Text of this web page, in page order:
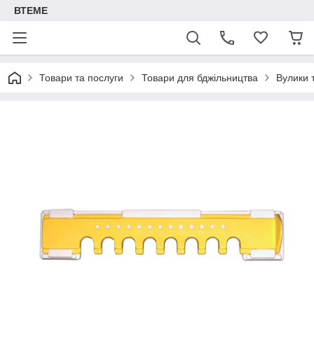
ВТЕМЕ
Товари та послуги Товари для бджільництва Вулики